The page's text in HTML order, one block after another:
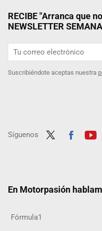
RECIBE "Arranca que
NEWSLETTER
Suscribiéndote aceptas nuestra
Síguenos
En Motorpasión
Fórmula1